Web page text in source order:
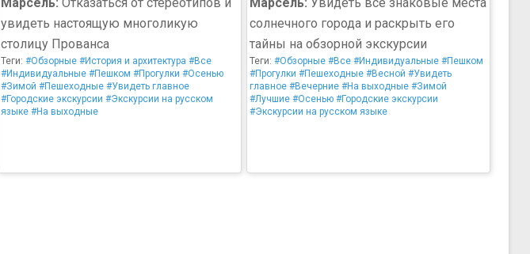
увидеть настоящую многоликую
столицу Прованса
Теги: #Обзорные #История и архитектура #Все
#Индивидуальные #Пешком #Прогулки #Осенью
#Зимой #Пешеходные #Увидеть главное
#Городские экскурсии #Экскурсии на русском
языке #На выходные
солнечного города и раскрыть его
тайны на обзорной экскурсии
Теги: #Обзорные #Все #Индивидуальные #Пешком
#Прогулки #Пешеходные #Весной #Увидеть
главное #Вечерние #На выходные #Зимой
#Лучшие #Осенью #Городские экскурсии
#Экскурсии на русском языке